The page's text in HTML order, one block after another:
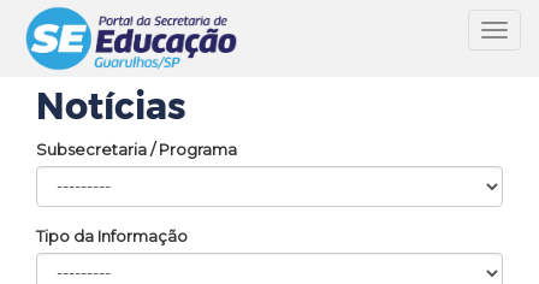
Notícias
Subsecretaria / Programa
Tipo da Informação